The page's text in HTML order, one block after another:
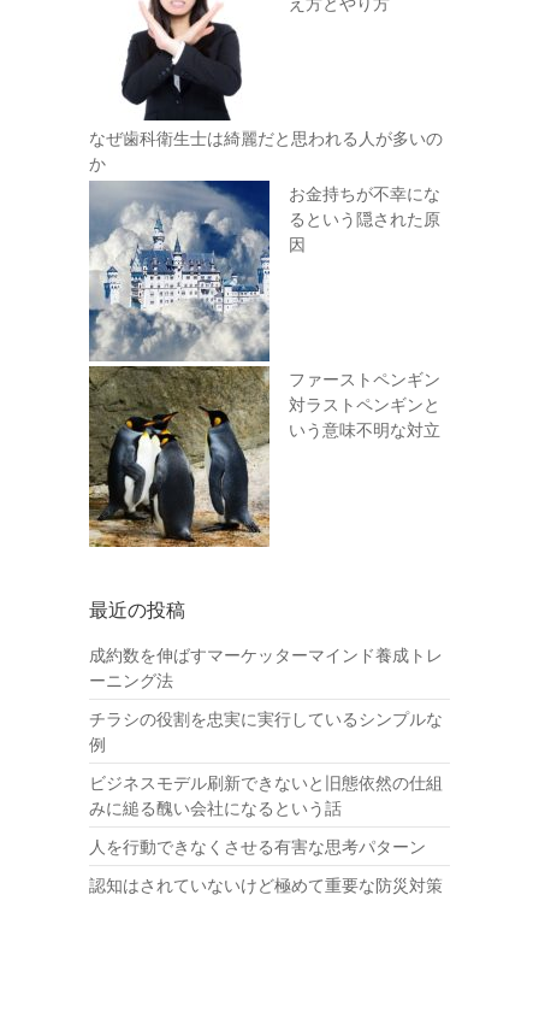
なぜ歯科衛生士は綺麗だと思われる人が多いの
か
お金持ちが不幸にな
るという隠された原
因
ファーストペンギン
対ラストペンギンと
いう意味不明な対立
最近の投稿
成約数を伸ばすマーケッターマインド養成トレ
ーニング法
チラシの役割を忠実に実行しているシンプルな
例
ビジネスモデル刷新できないと旧態依然の仕組
みに縋る醜い会社になるという話
人を行動できなくさせる有害な思考パターン
認知はされていないけど極めて重要な防災対策